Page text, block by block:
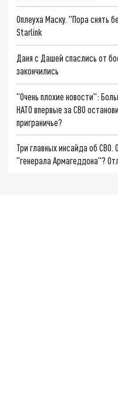
Оплеуха Маску. "Пора снять
Starlink
Даня с Дашей спаслись от
закончились
"Очень плохие новости":
НАТО впервые за СВО
приграничье?
Три главных инсайда об
"генерала Армагеддона"?